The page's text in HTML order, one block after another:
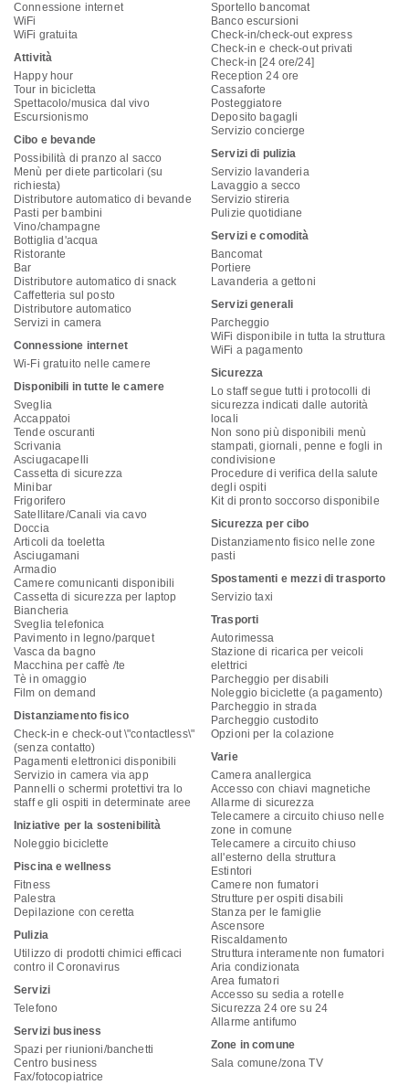
Connessione internet
WiFi
WiFi gratuita
Attività
Happy hour
Tour in bicicletta
Spettacolo/musica dal vivo
Escursionismo
Cibo e bevande
Possibilità di pranzo al sacco
Menù per diete particolari (su
richiesta)
Distributore automatico di bevande
Pasti per bambini
Vino/champagne
Bottiglia d'acqua
Ristorante
Bar
Distributore automatico di snack
Caffetteria sul posto
Distributore automatico
Servizi in camera
Connessione internet
Wi-Fi gratuito nelle camere
Disponibili in tutte le camere
Sveglia
Accappatoi
Tende oscuranti
Scrivania
Asciugacapelli
Cassetta di sicurezza
Minibar
Frigorifero
Satellitare/Canali via cavo
Doccia
Articoli da toeletta
Asciugamani
Armadio
Camere comunicanti disponibili
Cassetta di sicurezza per laptop
Biancheria
Sveglia telefonica
Pavimento in legno/parquet
Vasca da bagno
Macchina per caffè /te
Tè in omaggio
Film on demand
Distanziamento fisico
Check-in e check-out \"contactless\"
(senza contatto)
Pagamenti elettronici disponibili
Servizio in camera via app
Pannelli o schermi protettivi tra lo
staff e gli ospiti in determinate aree
Iniziative per la sostenibilità
Noleggio biciclette
Piscina e wellness
Fitness
Palestra
Depilazione con ceretta
Pulizia
Utilizzo di prodotti chimici efficaci
contro il Coronavirus
Servizi
Telefono
Servizi business
Spazi per riunioni/banchetti
Centro business
Fax/fotocopiatrice
Sportello bancomat
Banco escursioni
Check-in/check-out express
Check-in e check-out privati
Check-in [24 ore/24]
Reception 24 ore
Cassaforte
Posteggiatore
Deposito bagagli
Servizio concierge
Servizi di pulizia
Servizio lavanderia
Lavaggio a secco
Servizio stireria
Pulizie quotidiane
Servizi e comodità
Bancomat
Portiere
Lavanderia a gettoni
Servizi generali
Parcheggio
WiFi disponibile in tutta la struttura
WiFi a pagamento
Sicurezza
Lo staff segue tutti i protocolli di
sicurezza indicati dalle autorità
locali
Non sono più disponibili menù
stampati, giornali, penne e fogli in
condivisione
Procedure di verifica della salute
degli ospiti
Kit di pronto soccorso disponibile
Sicurezza per cibo
Distanziamento fisico nelle zone
pasti
Spostamenti e mezzi di trasporto
Servizio taxi
Trasporti
Autorimessa
Stazione di ricarica per veicoli
elettrici
Parcheggio per disabili
Noleggio biciclette (a pagamento)
Parcheggio in strada
Parcheggio custodito
Opzioni per la colazione
Varie
Camera anallergica
Accesso con chiavi magnetiche
Allarme di sicurezza
Telecamere a circuito chiuso nelle
zone in comune
Telecamere a circuito chiuso
all'esterno della struttura
Estintori
Camere non fumatori
Strutture per ospiti disabili
Stanza per le famiglie
Ascensore
Riscaldamento
Struttura interamente non fumatori
Aria condizionata
Area fumatori
Accesso su sedia a rotelle
Sicurezza 24 ore su 24
Allarme antifumo
Zone in comune
Sala comune/zona TV